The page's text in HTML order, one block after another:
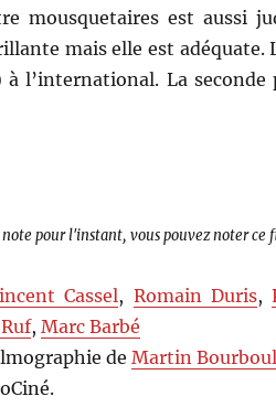
mousquetaires est aussi
mais elle est
à l’international. La
note pour l'instant, vous pouvez noter ce
Cassel, Romain Duris,
,Marc Barbé
deMartin